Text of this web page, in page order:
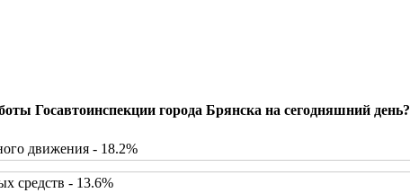
Госавтоинспекции города Брянска на сегодняшний день?
движения - 18.2%
средств - 13.6%